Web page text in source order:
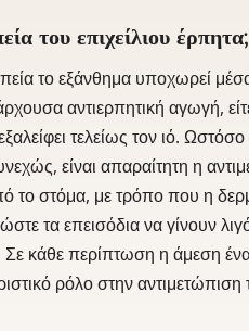
του επιχείλιου έρπητα;
το εξάνθημα υποχωρεί
αντιερπητική αγωγή,
τελείως τον ιό.
είναι απαραίτητη η
το στόμα, με τρόπο που η
τα επεισόδια να γίνουν
κάθε περίπτωση η άμεση
ρόλο στην αντιμετώπιση